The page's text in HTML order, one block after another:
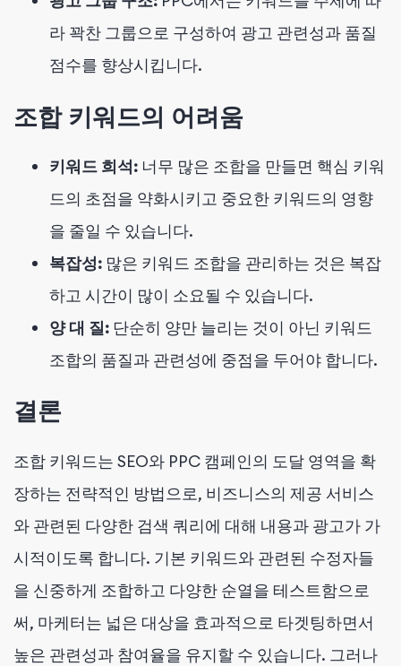
라 꽉찬 그룹으로 구성하여 광고 관련성과 품질
점수를 향상시킵니다.
조합 키워드의 어려움
키워드 희석: 너무 많은 조합을 만들면 핵심 키워
드의 초점을 약화시키고 중요한 키워드의 영향
을 줄일 수 있습니다.
복잡성: 많은 키워드 조합을 관리하는 것은 복잡
하고 시간이 많이 소요될 수 있습니다.
양 대 질: 단순히 양만 늘리는 것이 아닌 키워드
조합의 품질과 관련성에 중점을 두어야 합니다.
결론
조합 키워드는 SEO와 PPC 캠페인의 도달 영역을 확
장하는 전략적인 방법으로, 비즈니스의 제공 서비스
와 관련된 다양한 검색 쿼리에 대해 내용과 광고가 가
시적이도록 합니다. 기본 키워드와 관련된 수정자들
을 신중하게 조합하고 다양한 순열을 테스트함으로
써, 마케터는 넓은 대상을 효과적으로 타겟팅하면서
높은 관련성과 참여율을 유지할 수 있습니다. 그러나